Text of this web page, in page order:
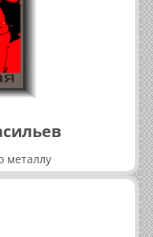
металлу